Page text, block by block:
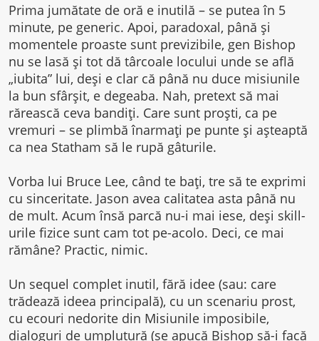
Prima jumătate de oră e inutilă – se putea în 5
minute, pe generic. Apoi, paradoxal, până și
momentele proaste sunt previzibile, gen Bishop
nu se lasă și tot dă târcoale locului unde se află
„iubita” lui, deși e clar că până nu duce misiunile
la bun sfârșit, e degeaba. Nah, pretext să mai
rărească ceva bandiți. Care sunt proști, ca pe
vremuri – se plimbă înarmați pe punte și așteaptă
ca nea Statham să le rupă gâturile.
Vorba lui Bruce Lee, când te bați, tre să te exprimi
cu sinceritate. Jason avea calitatea asta până nu
de mult. Acum însă parcă nu-i mai iese, deși skill-
urile fizice sunt cam tot pe-acolo. Deci, ce mai
rămâne? Practic, nimic.
Un sequel complet inutil, fără idee (sau: care
trădează ideea principală), cu un scenariu prost,
cu ecouri nedorite din Misiunile imposibile,
dialoguri de umplutură (se apucă Bishop să-i facă